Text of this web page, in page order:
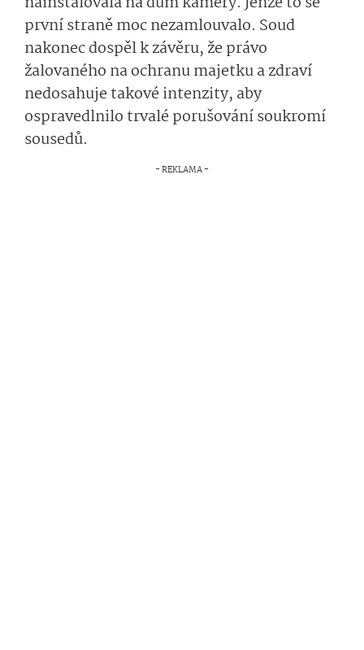
první straně moc nezamlouvalo. Soud
nakonec dospěl k závěru, že právo
žalovaného na ochranu majetku a zdraví
nedosahuje takové intenzity, aby
ospravedlnilo trvalé porušování soukromí
sousedů.